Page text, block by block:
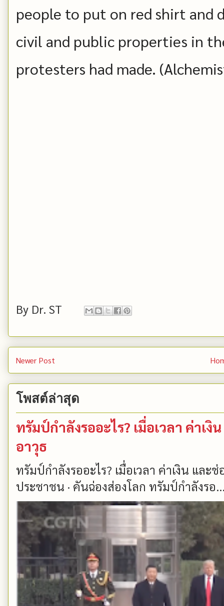
people to put on red shirt
civil and public properties in
protesters had made.
By Dr. ST
Newer Post
โพสต์ล่าสุด
ทรัมป์กำลังรออะไร? เมื่อเวลา ค่าเ
อาวุธ
ทรัมป์กำลังรออะไร? เมื่อเวลา ค่าเงิน แล
ประชาชน · คันฉ่องส่องโลก ทรัมป์กำลังรอ